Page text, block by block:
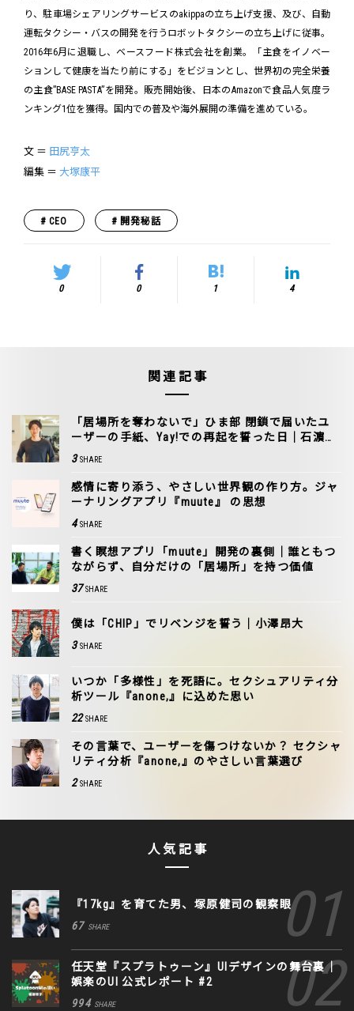
り、駐車場シェアリングサービスのakippaの立ち上げ支援、及び、自動
運転タクシー・バスの開発を行うロボットタクシーの立ち上げに従事。
2016年6月に退職し、ベースフード株式会社を創業。「主食をイノベー
ションして健康を当たり前にする」をビジョンとし、世界初の完全栄養
の主食”BASE PASTA”を開発。販売開始後、日本のAmazonで食品人気度ラ
ンキング1位を獲得。国内での普及や海外展開の準備を進めている。
文 ＝ 田尻亨太
編集 ＝ 大塚康平
CEO 開発秘話
0 0 1 4
関連記事
「居場所を奪わないで」ひま部 閉鎖で届いたユ
ーザーの手紙、Yay!での再起を誓った日｜石濵嵩
博
3 SHARE
感情に寄り添う、やさしい世界観の作り方。ジャ
ーナリングアプリ『muute』 の思想
4 SHARE
書く瞑想アプリ「muute」開発の裏側｜誰ともつ
ながらず、自分だけの「居場所」を持つ価値
37 SHARE
僕は「CHIP」でリベンジを誓う｜小澤昂大
3 SHARE
いつか「多様性」を死語に。セクシュアリティ分
析ツール『anone,』に込めた思い
22 SHARE
その言葉で、ユーザーを傷つけないか？ セクシャ
リティ分析『anone,』のやさしい言葉選び
2 SHARE
人気記事
『17kg』を育てた男、塚原健司の観察眼
67 SHARE
任天堂『スプラトゥーン』UIデザインの舞台裏｜
娯楽のUI 公式レポート #2
994 SHARE